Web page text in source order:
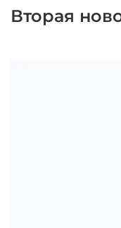
Вторая